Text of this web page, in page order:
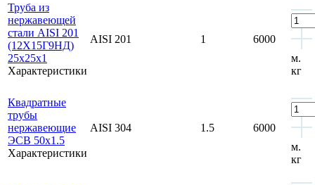
Труба из
нержавеющей
стали AISI 201
(12Х15Г9НД)
25x25x1
Характеристики
AISI 201 1
6000
м.
кг
Квадратные
трубы
нержавеющие
ЭСВ 50x1.5
Характеристики
AISI 304 1.5
6000
м.
кг